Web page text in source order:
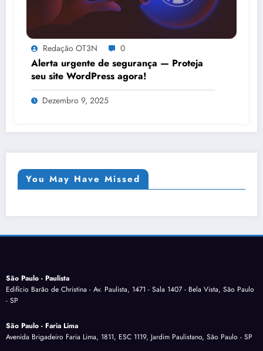
Redação OT3N 0
Alerta urgente de segurança — Proteja
seu site WordPress agora!
Dezembro 9, 2025
You May Have Missed
São Paulo - Paulista
Edifício Barão de Christina - Av. Paulista, 1471 - Sala 1407 - Bela Vista, São Paulo
- SP
São Paulo - Faria Lima
Avenida Brigadeiro Faria Lima, 1811, ESC 1119, Jardim Paulistano, São Paulo - SP